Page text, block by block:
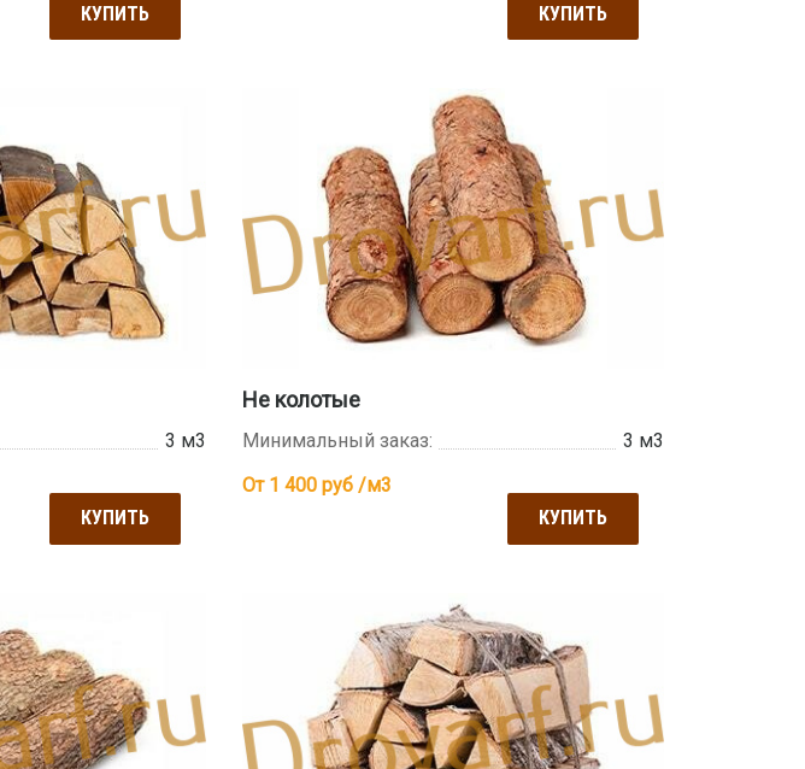
КУПИТЬ
КУПИТЬ
3 м3
КУПИТЬ
Не колотые
Минимальный заказ:
3 м3
От 1 400руб /м3
КУПИТЬ